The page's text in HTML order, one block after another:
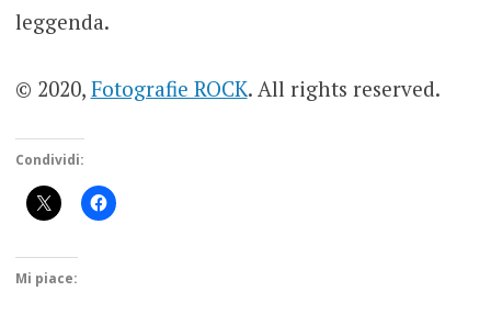
leggenda.
© 2020, Fotografie ROCK. All rights reserved.
Condividi:
Mi piace: